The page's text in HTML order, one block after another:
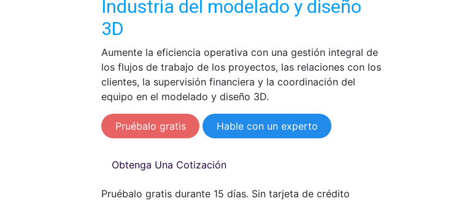
Industria del modelado y diseño
3D
Aumente la eficiencia operativa con una gestión integral de
los flujos de trabajo de los proyectos, las relaciones con los
clientes, la supervisión financiera y la coordinación del
equipo en el modelado y diseño 3D.
Pruébalo gratis Hable con un experto
Obtenga Una Cotización
Pruébalo gratis durante 15 días. Sin tarjeta de crédito